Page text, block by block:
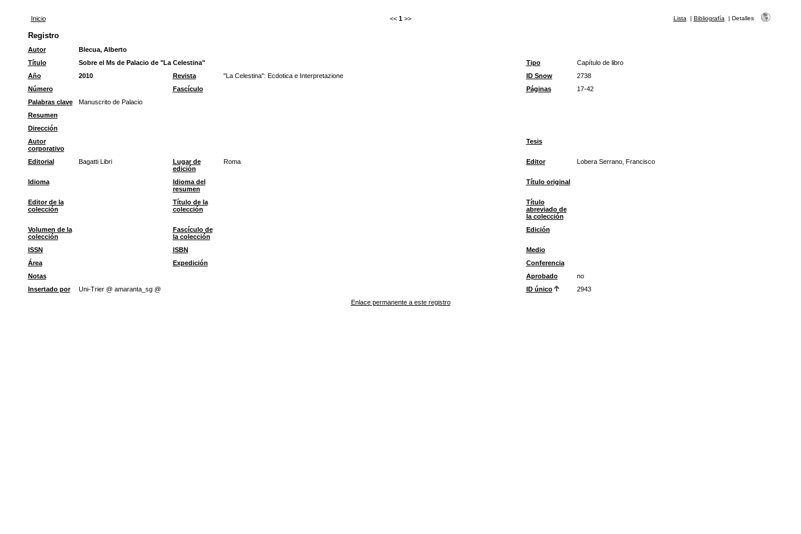
Inicio << 1 >> Lista | Bibliografía | Detalles
Registro
Autor
Blecua, Alberto
Título
Sobre el Ms de Palacio de "La Celestina" Tipo
Capítulo de libro
Año
2010 Revista "La Celestina": Ecdotica e Interpretazione ID Snow
2738
Número
Fascículo Páginas
17-42
Palabras clave
Manuscrito de Palacio
Resumen
Dirección
Autor
corporativo
Tesis
Editorial Bagatti Libri
Lugar de
edición
Roma Editor Lobera Serrano, Francisco
Idioma
Idioma del
resumen
Título original
Editor de la
colección
Título de la
colección
Título
abreviado de
la colección
Volumen de la
colección
Fascículo de
la colección
Edición
ISSN ISBN
Medio
Área
Expedición
Conferencia
Notas
Aprobado
no
Insertado por
Uni-Trier @ amaranta_sg @ ID único
2943
Enlace permanente a este registro